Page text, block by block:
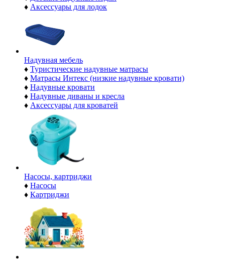
♦ Аксессуары для лодок
Надувная мебель
♦ Туристические надувные матрасы
♦ Матрасы Интекс (низкие надувные кровати)
♦ Надувные кровати
♦ Надувные диваны и кресла
♦ Аксессуары для кроватей
Насосы, картриджи
♦ Насосы
♦ Картриджи